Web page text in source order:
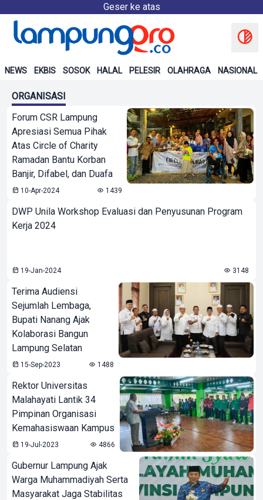
Geser ke atas
NEWS EKBIS SOSOK HALAL PELESIR OLAHRAGA NASIONAL
ORGANISASI
Forum CSR Lampung
Apresiasi Semua Pihak
Atas Circle of Charity
Ramadan Bantu Korban
Banjir, Difabel, dan Duafa
10-Apr-2024 1439
DWP Unila Workshop Evaluasi dan Penyusunan Program
Kerja 2024
19-Jan-2024 3148
Terima Audiensi
Sejumlah Lembaga,
Bupati Nanang Ajak
Kolaborasi Bangun
Lampung Selatan
15-Sep-2023 1488
Rektor Universitas
Malahayati Lantik 34
Pimpinan Organisasi
Kemahasiswaan Kampus
19-Jul-2023 4866
Gubernur Lampung Ajak
Warga Muhammadiyah Serta
Masyarakat Jaga Stabilitas